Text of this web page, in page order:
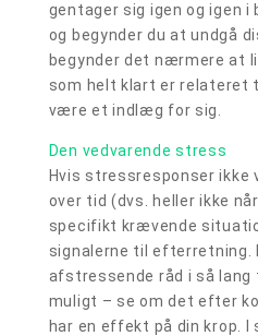
gentager sig igen og igen
og begynder du at undgå
begynder det nærmere at
som helt klart er relateret
være et indlæg for sig.
Den vedvarende stress
Hvis stressresponser ikke
over tid (dvs. heller ikke
specifikt krævende
signalerne til efterretning.
afstressende råd i så lang
muligt – se om det efter
har en effekt på din krop. I